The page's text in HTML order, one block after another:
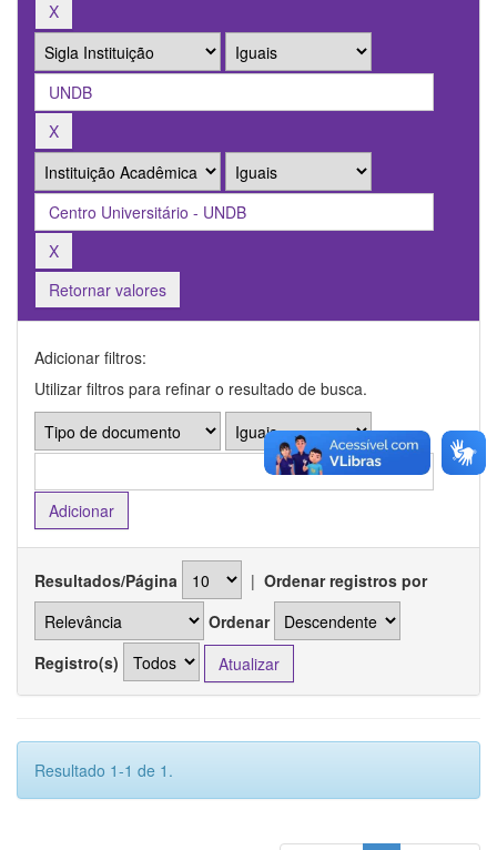
Retornar valores
Adicionar filtros:
Utilizar filtros para refinar o resultado de busca.
Resultados/Página | Ordenar registros por
Ordenar
Registro(s)
Resultado 1-1 de 1.